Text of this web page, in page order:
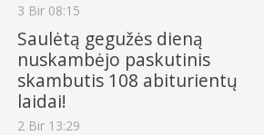
3 Bir 08:15
Saulėtą gegužės dieną
nuskambėjo paskutinis
skambutis 108 abiturientų
laidai!
2 Bir 13:29